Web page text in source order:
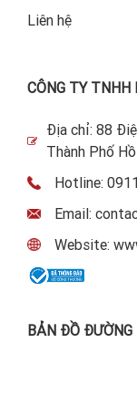
Liên hệ
CÔNG TY TNHH
Địa chỉ: 88
Thành Phố
Hotline:
Email:
Website:
BẢN ĐỒ